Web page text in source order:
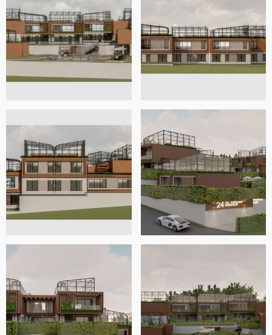
tiempo sentirse parte de la comunidad a través de los
espacios sociales.
Como tal, la residencia está diseñada en un estilo
arquitectónico cúbico moderno que crea una marca de
estilo único que definitivamente será visualmente
impactante desde muy lejos en la calle. La elección de la
esto se propone además para los interiores modernos y
En la azotea, el diseño prevé que cada unidad tenga una
piscina de inmersión, una sala de estar, una cocina y un
comedor. Esto está contenido en los soláriums modernos
que nuestro diseño tuvo cuidado de combinar a la
perfección con el resto de la arquitectura y es
esencialmente la guinda del pastel de la composición
Como siempre, estamos disponibles para cualquier
se ajuste aún mejor a sus necesidades. Una vez más,
¡gracias por la oportunidad!